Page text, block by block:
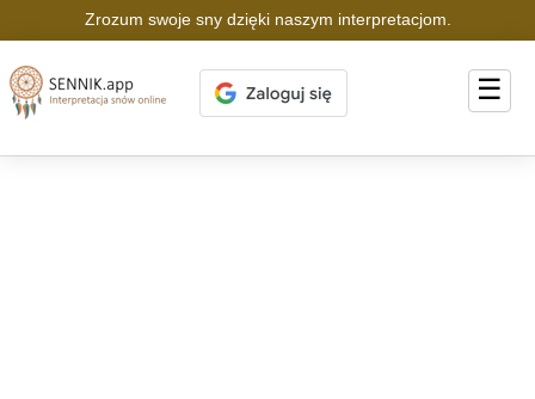
Zrozum swoje sny dzięki naszym interpretacjom.
☰